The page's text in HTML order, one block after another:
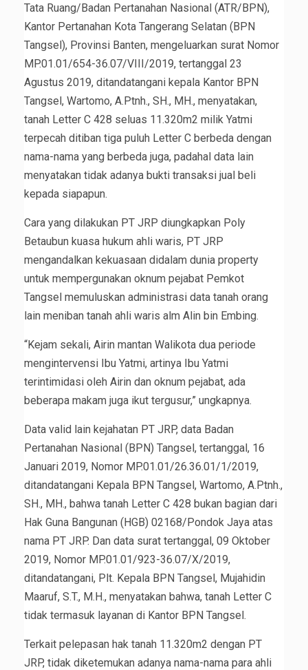
Tata Ruang/Badan Pertanahan Nasional (ATR/BPN),
Kantor Pertanahan Kota Tangerang Selatan (BPN
Tangsel), Provinsi Banten, mengeluarkan surat Nomor
MP.01.01/654-36.07/VIII/2019, tertanggal 23
Agustus 2019, ditandatangani kepala Kantor BPN
Tangsel, Wartomo, A.Ptnh., SH., MH., menyatakan,
tanah Letter C 428 seluas 11.320m2 milik Yatmi
terpecah ditiban tiga puluh Letter C berbeda dengan
nama-nama yang berbeda juga, padahal data lain
menyatakan tidak adanya bukti transaksi jual beli
kepada siapapun.
Cara yang dilakukan PT JRP diungkapkan Poly
Betaubun kuasa hukum ahli waris, PT JRP
mengandalkan kekuasaan didalam dunia property
untuk mempergunakan oknum pejabat Pemkot
Tangsel memuluskan administrasi data tanah orang
lain meniban tanah ahli waris alm Alin bin Embing.
“Kejam sekali, Airin mantan Walikota dua periode
mengintervensi Ibu Yatmi, artinya Ibu Yatmi
terintimidasi oleh Airin dan oknum pejabat, ada
beberapa makam juga ikut tergusur,” ungkapnya.
Data valid lain kejahatan PT JRP, data Badan
Pertanahan Nasional (BPN) Tangsel, tertanggal, 16
Januari 2019, Nomor MP.01.01/26.36.01/1/2019,
ditandatangani Kepala BPN Tangsel, Wartomo, A.Ptnh.,
SH., MH., bahwa tanah Letter C 428 bukan bagian dari
Hak Guna Bangunan (HGB) 02168/Pondok Jaya atas
nama PT JRP. Dan data surat tertanggal, 09 Oktober
2019, Nomor MP.01.01/923-36.07/X/2019,
ditandatangani, Plt. Kepala BPN Tangsel, Mujahidin
Maaruf, S.T., M.H., menyatakan bahwa, tanah Letter C
tidak termasuk layanan di Kantor BPN Tangsel.
Terkait pelepasan hak tanah 11.320m2 dengan PT
JRP, tidak diketemukan adanya nama-nama para ahli